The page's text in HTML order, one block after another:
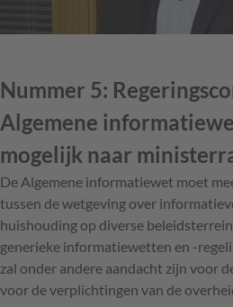
Nummer 5:
Algemene
mogelijk naar
De Algemene informatiewet moet
tussen de wetgeving over
huishouding op diverse
generieke informatiewetten en -
zal onder andere aandacht zijn voor
voor de verplichtingen van de